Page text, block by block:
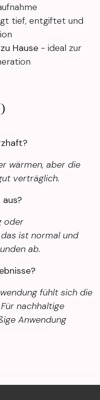
tief, entgiftet und
Hause - ideal zur
wärmen, aber die
verträglich.
oder
ist normal und
ab.
fühlt sich die
nachhaltige
Anwendung